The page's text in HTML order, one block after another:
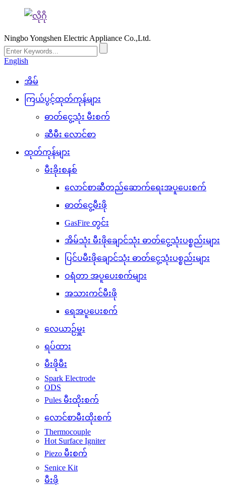
Ningbo Yongshen Electric Appliance Co.,Ltd.
English
အိမ်
ကြယ်ပွင့်ထုတ်ကုန်များ
ဓာတ်ငွေ့သုံး မီးစက်
ဆီမီး လောင်စာ
ထုတ်ကုန်များ
မီးခိုးစနစ်
လောင်စာဆီတည်ဆောက်ရေးအပူပေးစက်
ဓာတ်ငွေ့မီးဖို
GasFire တွင်း
အိမ်သုံး မီးဖိုချောင်သုံး ဓာတ်ငွေ့သုံးပစ္စည်းများ
ပြင်ပမီးဖိုချောင်သုံး ဓာတ်ငွေ့သုံးပစ္စည်းများ
ဝရံတာ အပူပေးစက်များ
အသားကင်မီးဖို
ရေအပူပေးစက်
လေယာဉ်မှူး
ရပ်ထား
မီးဖိုမီး
Spark Electrode
ODS
Pules မီးထိုးစက်
လောင်စာမီးထိုးစက်
Thermocouple
Hot Surface Igniter
Piezo မီးစက်
Senice Kit
မီးဖို